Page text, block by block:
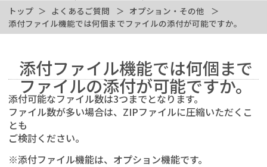
トップ
よくあるご質問
オプション・その他
添付ファイル機能では何個までファイルの添付が可能ですか。
添付ファイル機能では何個まで
ファイルの添付が可能ですか。
添付可能なファイル数は3つまでとなります。
ファイル数が多い場合は、ZIPファイルに圧縮いただくこ
とも
ご検討ください。
※添付ファイル機能は、オプション機能です。